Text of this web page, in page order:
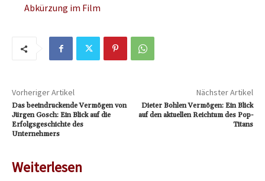
Abkürzung im Film
Vorheriger Artikel
Das beeindruckende Vermögen von
Jürgen Gosch: Ein Blick auf die
Erfolgsgeschichte des
Unternehmers
Nächster Artikel
Dieter Bohlen Vermögen: Ein Blick
auf den aktuellen Reichtum des Pop-
Titans
Weiterlesen